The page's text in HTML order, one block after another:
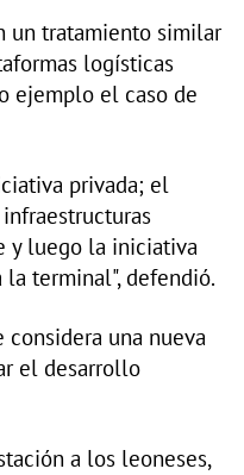
un tratamiento similar
logísticas
ejemplo el caso de
privada; el
y luego la iniciativa
terminal", defendió.
una nueva
el desarrollo
a los leoneses,